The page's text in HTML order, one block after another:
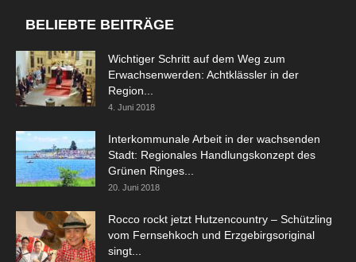
BELIEBTE BEITRÄGE
Wichtiger Schritt auf dem Weg zum
Erwachsenwerden: Achtklässler in der
Region...
4. Juni 2018
Interkommunale Arbeit in der wachsenden
Stadt: Regionales Handlungskonzept des
Grünen Ringes...
20. Juni 2018
Rocco rockt jetzt Hutzencountry – Schützling
vom Fernsehkoch und Erzgebirgsoriginal
singt...